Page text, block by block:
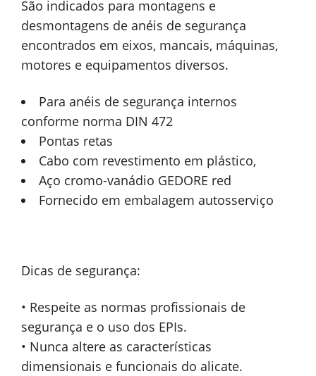
São indicados para montagens e
desmontagens de anéis de segurança
encontrados em eixos, mancais, máquinas,
motores e equipamentos diversos.
Para anéis de segurança internos
conforme norma DIN 472
Pontas retas
Cabo com revestimento em plástico,
Aço cromo-vanádio GEDORE red
Fornecido em embalagem autosserviço
Dicas de segurança:
• Respeite as normas profissionais de
segurança e o uso dos EPIs.
• Nunca altere as características
dimensionais e funcionais do alicate.